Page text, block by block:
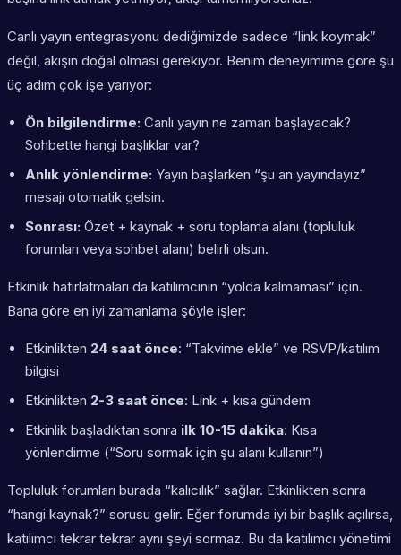
Canlı yayın entegrasyonu dediğimizde sadece “link koymak”
değil, akışın doğal olması gerekiyor. Benim deneyimime göre şu
üç adım çok işe yarıyor:
Ön bilgilendirme: Canlı yayın ne zaman başlayacak?
Sohbette hangi başlıklar var?
Anlık yönlendirme: Yayın başlarken “şu an yayındayız”
mesajı otomatik gelsin.
Sonrası: Özet + kaynak + soru toplama alanı (topluluk
forumları veya sohbet alanı) belirli olsun.
Etkinlik hatırlatmaları da katılımcının “yolda kalmaması” için.
Bana göre en iyi zamanlama şöyle işler:
Etkinlikten 24 saat önce: “Takvime ekle” ve RSVP/katılım
bilgisi
Etkinlikten 2-3 saat önce: Link + kısa gündem
Etkinlik başladıktan sonra ilk 10-15 dakika: Kısa
yönlendirme (“Soru sormak için şu alanı kullanın”)
Topluluk forumları burada “kalıcılık” sağlar. Etkinlikten sonra
“hangi kaynak?” sorusu gelir. Eğer forumda iyi bir başlık açılırsa,
katılımcı tekrar tekrar aynı şeyi sormaz. Bu da katılımcı yönetimi